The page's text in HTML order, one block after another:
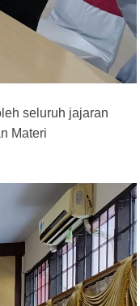
seluruh jajaran
Materi